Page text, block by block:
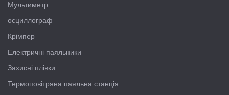
Мультиметр
осциллограф
Крімпер
Електричні паяльники
Захисні плівки
Термоповітряна паяльна станція